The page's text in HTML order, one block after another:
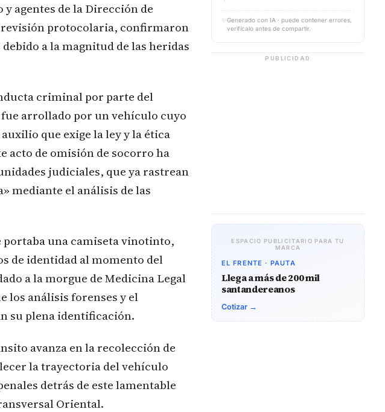
agentes de la Dirección de
protocolaria, confirmaron
a la magnitud de las heridas
criminal por parte del
arrollado por un vehículo cuyo
que exige la ley y la ética
acto de omisión de socorro ha
judiciales, que ya rastrean
mediante el análisis de las
portaba una camiseta vinotinto,
de identidad al momento del
a la morgue de Medicina Legal
los análisis forenses y el
su plena identificación.
avanza en la recolección de
la trayectoria del vehículo
detrás de este lamentable
Oriental.
✨ Generado con IA · puede contener errores,
verifícalo antes de compartir.
PUBLICIDAD
ESPACIO PUBLICITARIO PARA TU
MARCA
EL FRENTE · PAUTA
Llega a más de 200 mil
santandereanos
Cotizar →